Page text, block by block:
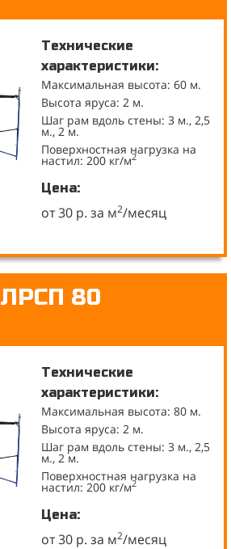
Технические
характеристики:
Максимальная высота: 60 м.
Высота яруса: 2 м.
Шаг рам вдоль стены: 3 м., 2,5
м., 2 м.
Поверхностная нагрузка на
настил: 200 кг/м2
Цена:
от 30 р. за м2/месяц
ЛРСП 80
Технические
характеристики:
Максимальная высота: 80 м.
Высота яруса: 2 м.
Шаг рам вдоль стены: 3 м., 2,5
м., 2 м.
Поверхностная нагрузка на
настил: 200 кг/м2
Цена:
от 30 р. за м2/месяц